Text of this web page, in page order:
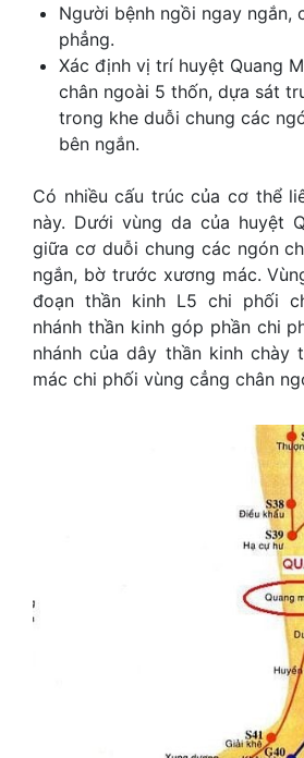
Người bệnh ngồi ngay ngắn,
phẳng.
Xác định vị trí huyệt Quang
chân ngoài 5 thốn, dựa sát
trong khe duỗi chung các
bên ngắn.
Có nhiều cấu trúc của cơ thể
này. Dưới vùng da của huyệt
giữa cơ duỗi chung các ngón
ngắn, bờ trước xương mác.
đoạn thần kinh L5 chi phối
nhánh thần kinh góp phần chi
nhánh của dây thần kinh chày
mác chi phối vùng cẳng chân